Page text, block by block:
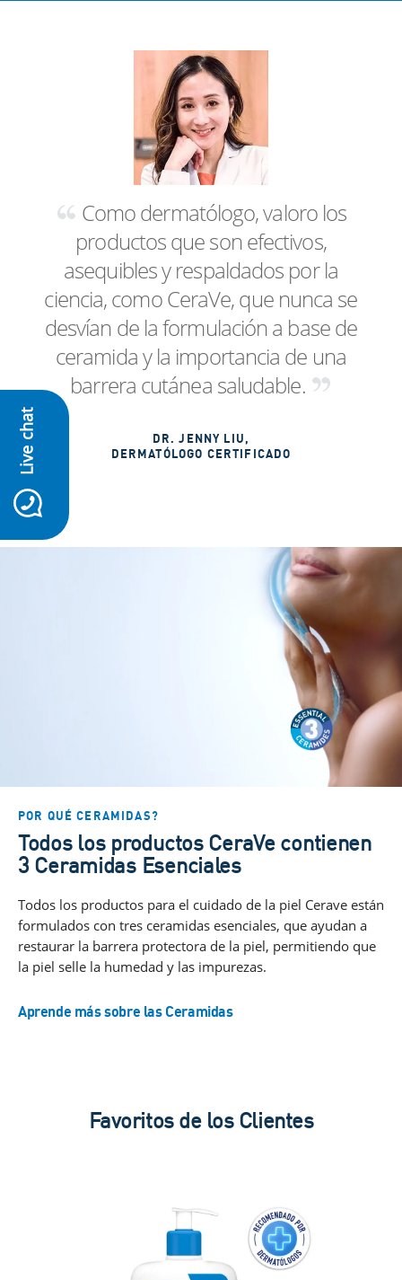
Live chat
Como dermatólogo, valoro los
productos que son efectivos,
asequibles y respaldados por la
ciencia, como CeraVe, que nunca se
desvían de la formulación a base de
ceramida y la importancia de una
barrera cutánea saludable.
DR. JENNY LIU,
DERMATÓLOGO CERTIFICADO
POR QUÉ CERAMIDAS?
Todos los productos CeraVe contienen
3 Ceramidas Esenciales
Todos los productos para el cuidado de la piel Cerave están
formulados con tres ceramidas esenciales, que ayudan a
restaurar la barrera protectora de la piel, permitiendo que
la piel selle la humedad y las impurezas.
Aprende más sobre las Ceramidas
Favoritos de los Clientes